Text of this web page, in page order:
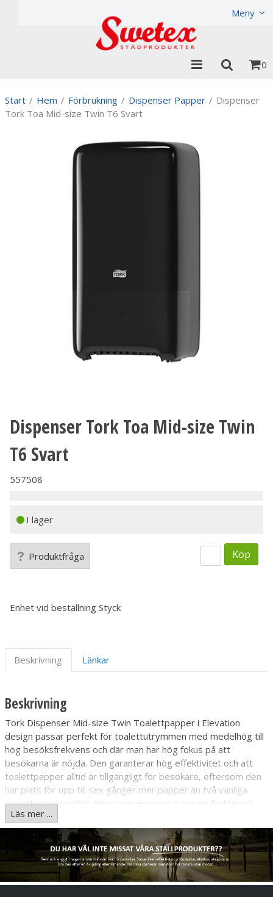
Meny
0
Start / Hem / Förbrukning / Dispenser Papper / Dispenser
Tork Toa Mid-size Twin T6 Svart
Dispenser Tork Toa Mid-size Twin
T6 Svart
557508
I lager
Produktfråga Köp
Enhet vid beställning Styck
Beskrivning Länkar
Beskrivning
Tork Dispenser Mid-size Twin Toalettpapper i Elevation
design passar perfekt för toalettutrymmen med medelhög till
hög besöksfrekvens och där man har hög fokus på att
besökarna är nöjda. Den garanterar hög effektivitet och att
toalettpapper alltid är tillgängligt för besökare, eftersom den
har plats för upp till sex gånger mer papper än två vanliga
toalettpappersrullar. Elevation dispensrar har en funktionell
och modern design som skapar ett långvarigt intryck hos dina
besökare.
Automatiskt rullbyte gör det lätt för besökare att komma åt
den nya rullen
Tomma hylsor ligger kvar i dispensern för att undvika skräp på
golvet
Läs mer ...